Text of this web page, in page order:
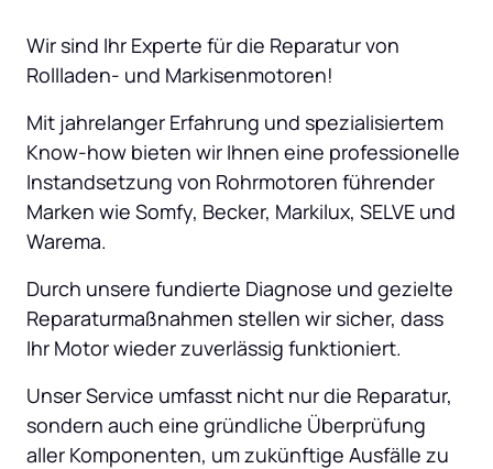
Wir sind Ihr Experte für die Reparatur von
Rollladen- und Markisenmotoren!
Mit jahrelanger Erfahrung und spezialisiertem
Know-how bieten wir Ihnen eine professionelle
Instandsetzung von Rohrmotoren führender
Marken wie Somfy, Becker, Markilux, SELVE und
Warema.
Durch unsere fundierte Diagnose und gezielte
Reparaturmaßnahmen stellen wir sicher, dass
Ihr Motor wieder zuverlässig funktioniert.
Unser Service umfasst nicht nur die Reparatur,
sondern auch eine gründliche Überprüfung
aller Komponenten, um zukünftige Ausfälle zu